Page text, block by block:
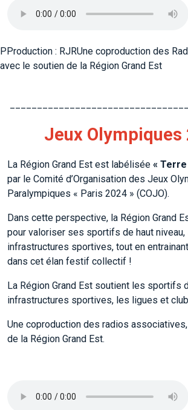
PProduction : RJRUne coproduction des
avec le soutien de la Région Grand Est
Jeux Olympiques
La Région Grand Est est labélisée « Terre
par le Comité d’Organisation des Jeux
Paralympiques « Paris 2024 » (COJO).
Dans cette perspective, la Région Grand
pour valoriser ses sportifs de haut niveau,
infrastructures sportives, tout en
dans cet élan festif collectif !
La Région Grand Est soutient les sportifs
infrastructures sportives, les ligues et
Une coproduction des radios
de la Région Grand Est.